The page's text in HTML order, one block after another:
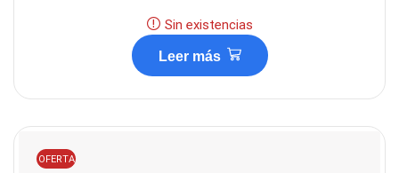
Sin existencias
Leer más
OFERTA